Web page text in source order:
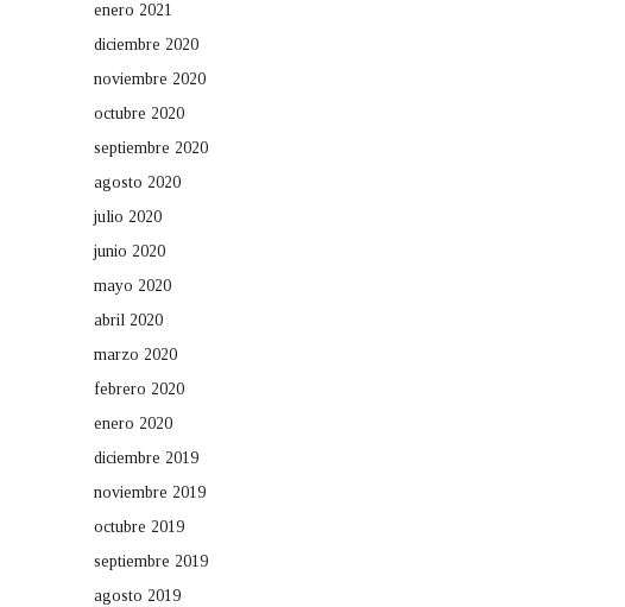
enero 2021
diciembre 2020
noviembre 2020
octubre 2020
septiembre 2020
agosto 2020
julio 2020
junio 2020
mayo 2020
abril 2020
marzo 2020
febrero 2020
enero 2020
diciembre 2019
noviembre 2019
octubre 2019
septiembre 2019
agosto 2019